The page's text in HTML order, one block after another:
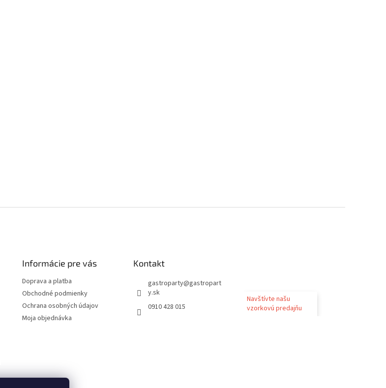
Informácie pre vás
Doprava a platba
Obchodné podmienky
Ochrana osobných údajov
Moja objednávka
Kontakt
gastroparty@gastropart
y.sk
0910 428 015
Navštívte našu
vzorkovú predajňu